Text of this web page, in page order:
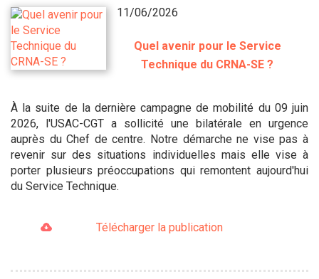
11/06/2026
Quel avenir pour le Service
Technique du CRNA-SE ?
À la suite de la dernière campagne de mobilité du 09 juin
2026, l'USAC-CGT a sollicité une bilatérale en urgence
auprès du Chef de centre. Notre démarche ne vise pas à
revenir sur des situations individuelles mais elle vise à
porter plusieurs préoccupations qui remontent aujourd'hui
du Service Technique.
Télécharger la publication